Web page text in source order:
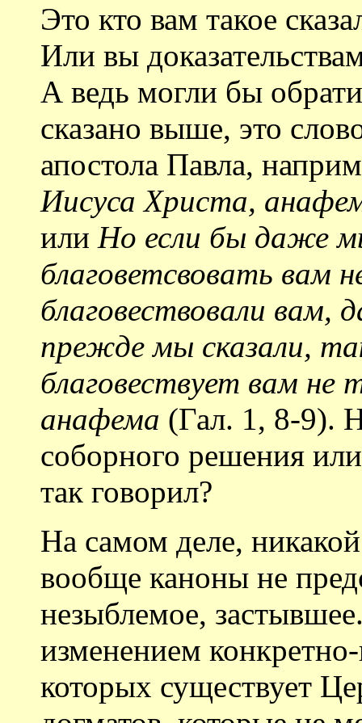
Это кто вам такое
Или вы
А ведь могли бы
сказано выше, это
апостола Павла,
Иисуса Христа,
или Но если бы даже
благоветсвовать вам
благовествовали вам,
прежде мы сказали,
благовествует вам не
анафема (Гал. 1, 8-9).
соборного решения
так говорил?
На самом деле,
вообще каноны не
незыблемое,
изменением
которых существует